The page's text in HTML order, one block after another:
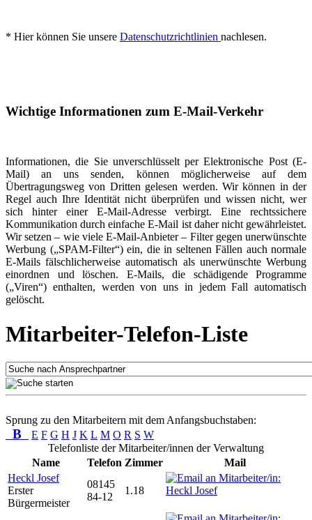
* Hier können Sie unsere Datenschutzrichtlinien nachlesen.
Wichtige Informationen zum E-Mail-Verkehr
Informationen, die Sie unverschlüsselt per Elektronische Post (E-
Mail) an uns senden, können möglicherweise auf dem
Übertragungsweg von Dritten gelesen werden. Wir können in der
Regel auch Ihre Identität nicht überprüfen und wissen nicht, wer
sich hinter einer E-Mail-Adresse verbirgt. Eine rechtssichere
Kommunikation durch einfache E-Mail ist daher nicht gewährleistet.
Wir setzen – wie viele E-Mail-Anbieter – Filter gegen unerwünschte
Werbung („SPAM-Filter“) ein, die in seltenen Fällen auch normale
E-Mails fälschlicherweise automatisch als unerwünschte Werbung
einordnen und löschen. E-Mails, die schädigende Programme
(„Viren“) enthalten, werden von uns in jedem Fall automatisch
gelöscht.
Mitarbeiter-Telefon-Liste
Sprung zu den Mitarbeitern mit dem Anfangsbuchstaben:
B E F G H J K L M O R S W
Telefonliste der Mitarbeiter/innen der Verwaltung
Name
Telefon Zimmer
Mail
Heckl Josef
Erster
Bürgermeister
08145
84-12
1.18